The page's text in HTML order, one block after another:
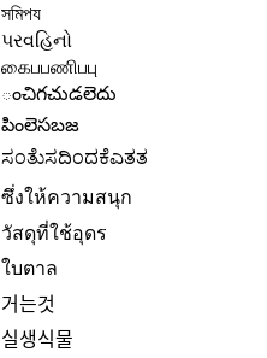
সমিপয
પરવહિનો
கைபபணிபபு
ంచిగచుడలెదు
పింలెసబజ
ಸಂತೆುಸದಿಂದಕೆಎತತ
ซึ่งให้ความสนุก
วัสดุที่ใช้อุดร
ใบตาล
거는것
실생식물